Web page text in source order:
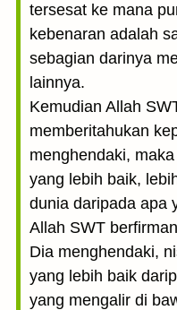
tersesat ke mana
kebenaran adalah
sebagian darinya
lainnya.
Kemudian Allah
memberitahukan
menghendaki,
yang lebih baik,
dunia daripada apa
Allah SWT
Dia menghendaki,
yang lebih baik
yang mengalir di